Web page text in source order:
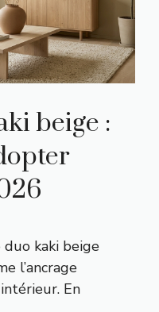
beige :
duo kaki beige
l’ancrage
En